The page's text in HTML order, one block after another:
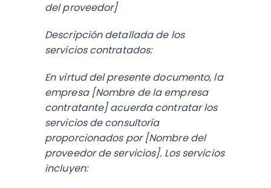
del proveedor]
Descripción detallada de los
servicios contratados:
En virtud del presente documento, la
empresa [Nombre de la empresa
contratante] acuerda contratar los
servicios de consultoría
proporcionados por [Nombre del
proveedor de servicios]. Los servicios
incluyen: